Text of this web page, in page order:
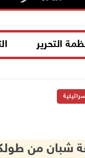
التحرير
شبان من